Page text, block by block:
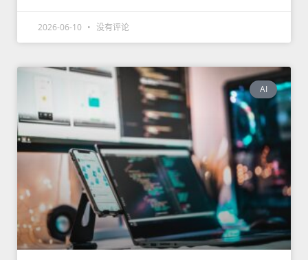
2026-06-10 没有评论
AI